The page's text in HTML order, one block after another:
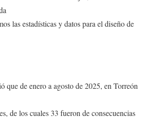
las estadísticas y datos para el diseño de
que de enero a agosto de 2025, en Torreón
de los cuales 33 fueron de consecuencias